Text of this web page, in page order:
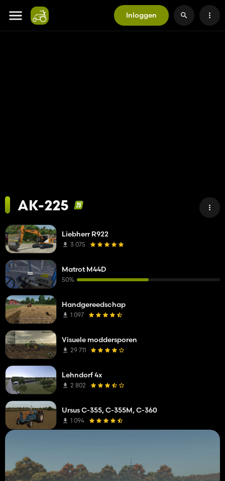
Inloggen
AK-225
Liebherr R922
3 075
Matrot M44D
50%
Handgereedschap
1 097
Visuele moddersporen
29 711
Lehndorf 4x
2 802
Ursus C-355, C-355M, C-360
1 094